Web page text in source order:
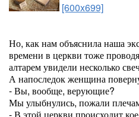
[600x699]
Но, как нам объяснила наша
времени в церкви тоже
алтарем увидели несколько
А напоследок женщина
- Вы, вообще, верующие?
Мы улыбнулись, пожали